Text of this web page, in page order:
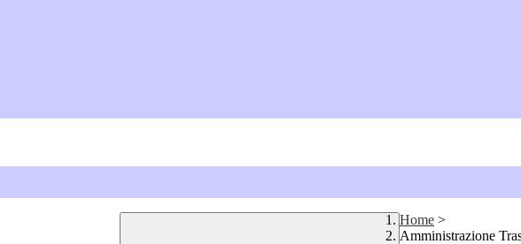
Home >
Amministrazione